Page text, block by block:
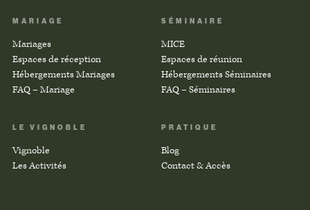
MARIAGE
Mariages
Espaces de réception
Hébergements Mariages
FAQ – Mariage
SÉMINAIRE
MICE
Espaces de réunion
Hébergements Séminaires
FAQ – Séminaires
LE VIGNOBLE
Vignoble
Les Activités
PRATIQUE
Blog
Contact & Accès